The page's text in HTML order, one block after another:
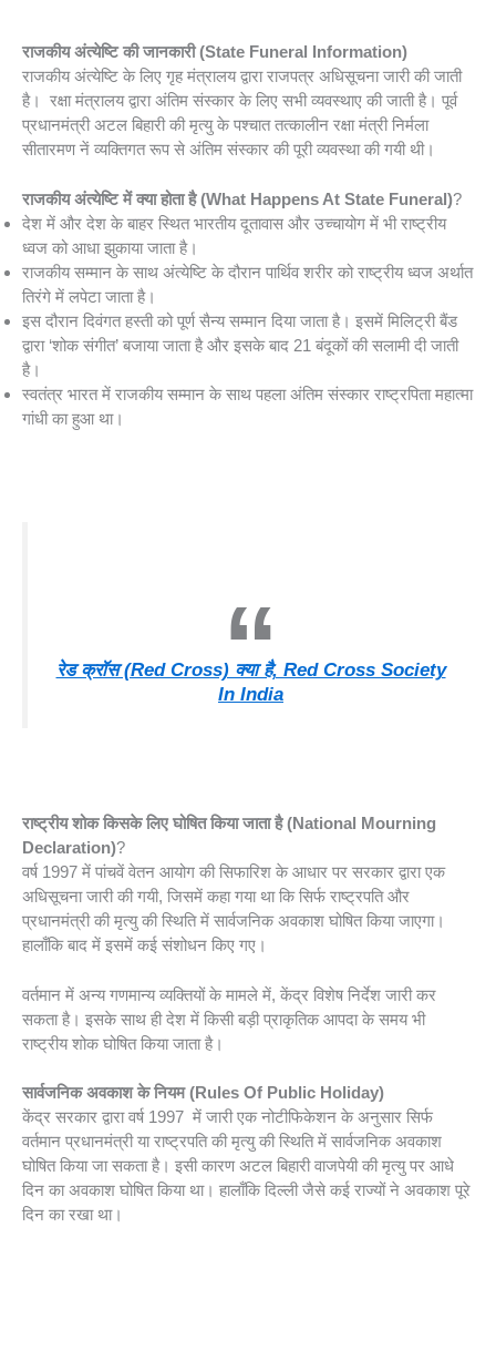
राजकीय अंत्येष्टि की जानकारी (State Funeral Information)
राजकीय अंत्येष्टि के लिए गृह मंत्रालय द्वारा राजपत्र अधिसूचना जारी की जाती
है। रक्षा मंत्रालय द्वारा अंतिम संस्कार के लिए सभी व्यवस्थाए की जाती है। पूर्व
प्रधानमंत्री अटल बिहारी की मृत्यु के पश्चात तत्कालीन रक्षा मंत्री निर्मला
सीतारमण नें व्यक्तिगत रूप से अंतिम संस्कार की पूरी व्यवस्था की गयी थी।
राजकीय अंत्येष्टि में क्या होता है (What Happens At State Funeral)?
देश में और देश के बाहर स्थित भारतीय दूतावास और उच्चायोग में भी राष्ट्रीय
ध्वज को आधा झुकाया जाता है।
राजकीय सम्मान के साथ अंत्येष्टि के दौरान पार्थिव शरीर को राष्ट्रीय ध्वज अर्थात
तिरंगे में लपेटा जाता है।
इस दौरान दिवंगत हस्ती को पूर्ण सैन्य सम्मान दिया जाता है। इसमें मिलिट्री बैंड
द्वारा ‘शोक संगीत’ बजाया जाता है और इसके बाद 21 बंदूकों की सलामी दी जाती
है।
स्वतंत्र भारत में राजकीय सम्मान के साथ पहला अंतिम संस्कार राष्ट्रपिता महात्मा
गांधी का हुआ था।
रेड क्रॉस (Red Cross) क्या है, Red Cross Society
In India
राष्ट्रीय शोक किसके लिए घोषित किया जाता है (National Mourning
Declaration)?
वर्ष 1997 में पांचवें वेतन आयोग की सिफारिश के आधार पर सरकार द्वारा एक
अधिसूचना जारी की गयी, जिसमें कहा गया था कि सिर्फ राष्ट्रपति और
प्रधानमंत्री की मृत्यु की स्थिति में सार्वजनिक अवकाश घोषित किया जाएगा।
हालाँकि बाद में इसमें कई संशोधन किए गए।
वर्तमान में अन्य गणमान्य व्यक्तियों के मामले में, केंद्र विशेष निर्देश जारी कर
सकता है। इसके साथ ही देश में किसी बड़ी प्राकृतिक आपदा के समय भी
राष्ट्रीय शोक घोषित किया जाता है।
सार्वजनिक अवकाश के नियम (Rules Of Public Holiday)
केंद्र सरकार द्वारा वर्ष 1997 में जारी एक नोटीफिकेशन के अनुसार सिर्फ
वर्तमान प्रधानमंत्री या राष्ट्रपति की मृत्यु की स्थिति में सार्वजनिक अवकाश
घोषित किया जा सकता है। इसी कारण अटल बिहारी वाजपेयी की मृत्यु पर आधे
दिन का अवकाश घोषित किया था। हालाँकि दिल्ली जैसे कई राज्यों ने अवकाश पूरे
दिन का रखा था।